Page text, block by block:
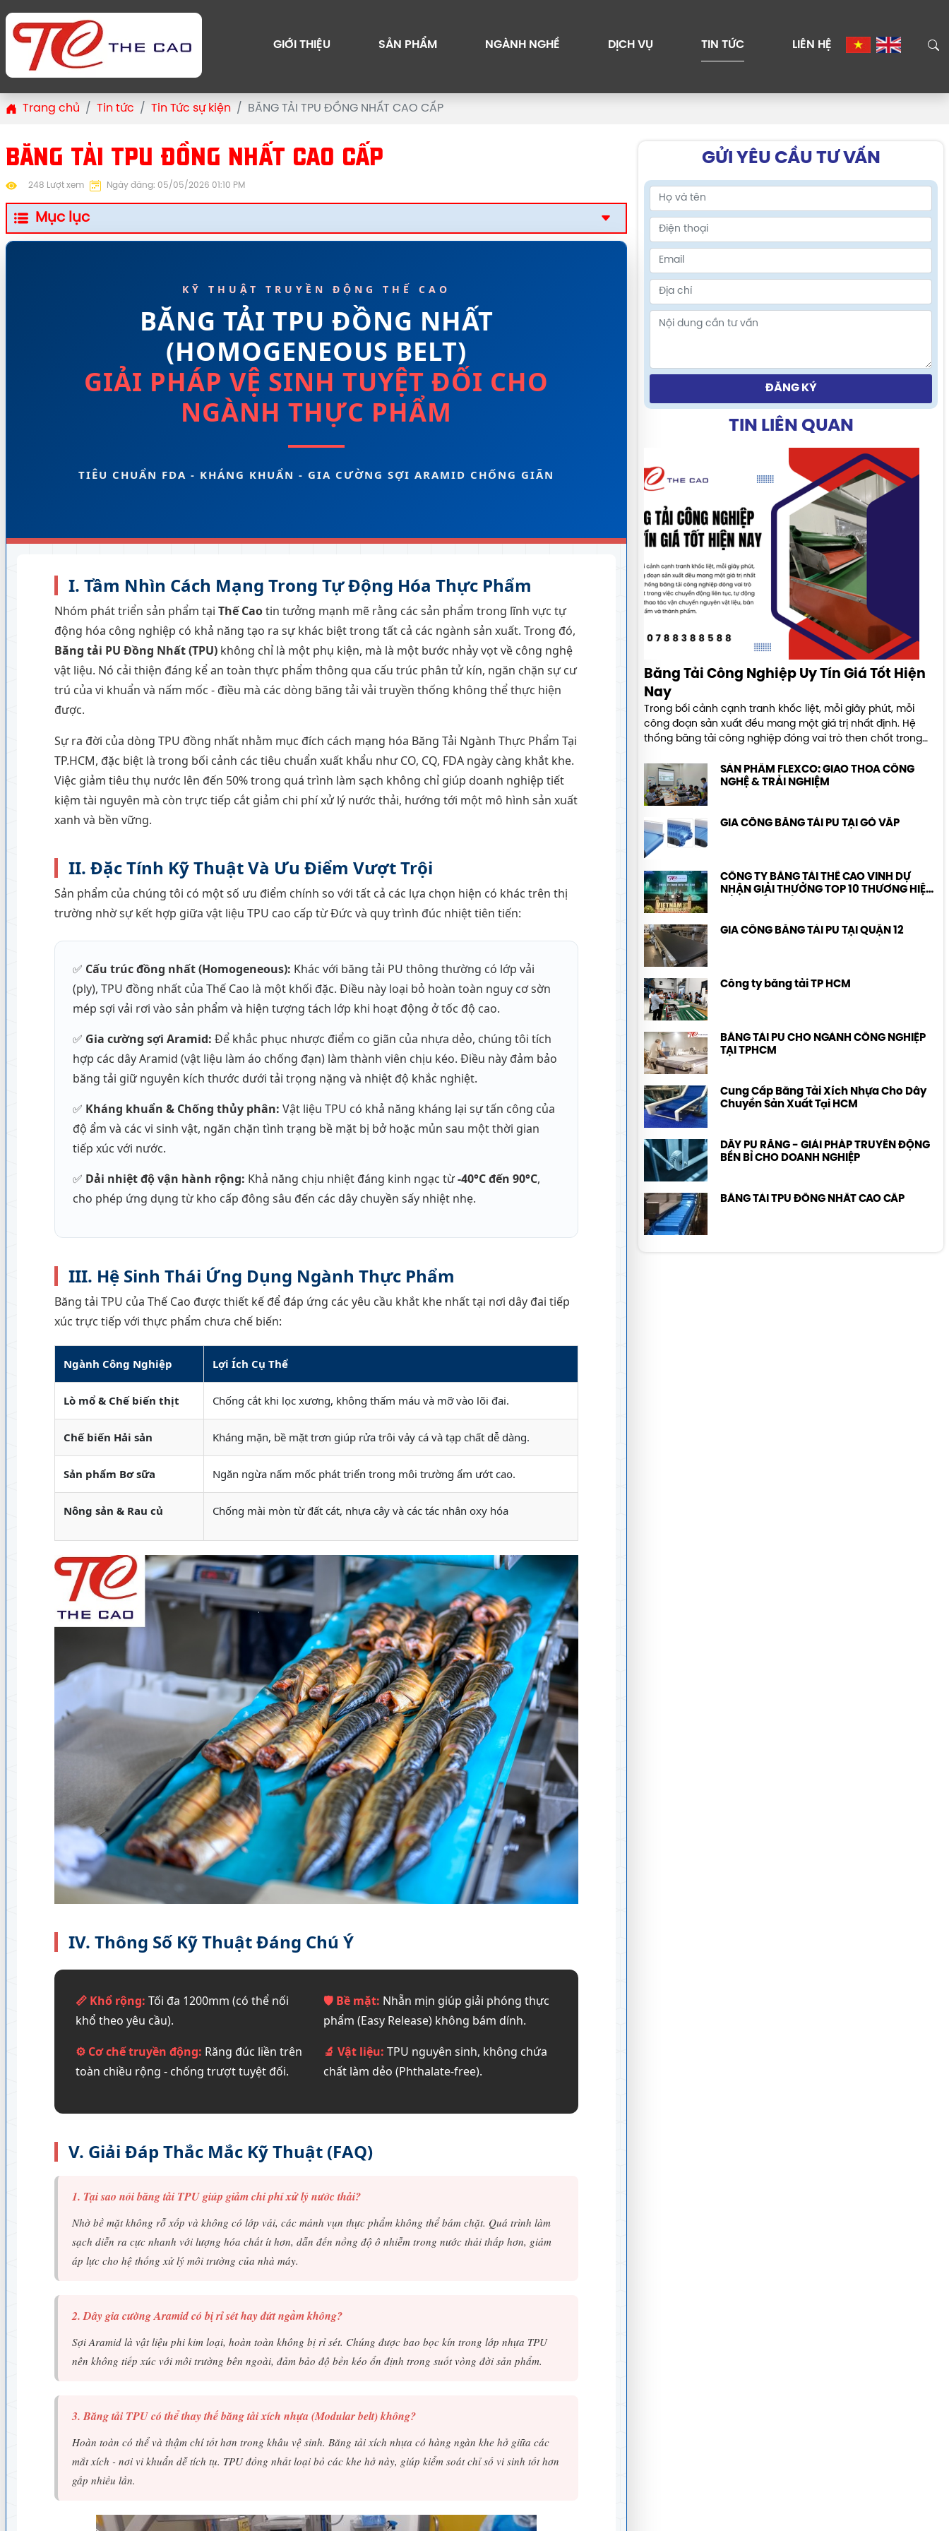
GIỚI THIỆU SẢN PHẨM NGÀNH NGHỀ DỊCH VỤ TIN TỨC LIÊN HỆ
Trang chủ Tin tức Tin Tức sự kiện BĂNG TẢI TPU ĐỒNG NHẤT CAO CẤP
BĂNG TẢI TPU ĐỒNG NHẤT CAO CẤP
248 Lượt xem Ngày đăng: 05/05/2026 01:10 PM
Mục lục
KỸ THUẬT TRUYỀN ĐỘNG THẾ CAO
BĂNG TẢI TPU ĐỒNG NHẤT
(HOMOGENEOUS BELT)
GIẢI PHÁP VỆ SINH TUYỆT ĐỐI CHO
NGÀNH THỰC PHẨM
TIÊU CHUẨN FDA - KHÁNG KHUẨN - GIA CƯỜNG SỢI ARAMID CHỐNG GIÃN
I. Tầm Nhìn Cách Mạng Trong Tự Động Hóa Thực Phẩm
Nhóm phát triển sản phẩm tại Thế Caotin tưởng mạnh mẽ rằng các sản phẩm trong lĩnh vực tự
động hóa công nghiệp có khả năng tạo ra sự khác biệt trong tất cả các ngành sản xuất. Trong đó,
Băng tải PU Đồng Nhất (TPU)không chỉ là một phụ kiện, mà là một bước nhảy vọt về công nghệ
vật liệu. Nó cải thiện đáng kể an toàn thực phẩm thông qua cấu trúc phân tử kín, ngăn chặn sự cư
trú của vi khuẩn và nấm mốc - điều mà các dòng băng tải vải truyền thống không thể thực hiện
được.
Sự ra đời của dòng TPU đồng nhất nhằm mục đích cách mạng hóa Băng Tải Ngành Thực Phẩm Tại
TP.HCM, đặc biệt là trong bối cảnh các tiêu chuẩn xuất khẩu như CO, CQ, FDA ngày càng khắt khe.
Việc giảm tiêu thụ nước lên đến 50% trong quá trình làm sạch không chỉ giúp doanh nghiệp tiết
kiệm tài nguyên mà còn trực tiếp cắt giảm chi phí xử lý nước thải, hướng tới một mô hình sản xuất
xanh và bền vững.
II. Đặc Tính Kỹ Thuật Và Ưu Điểm Vượt Trội
Sản phẩm của chúng tôi có một số ưu điểm chính so với tất cả các lựa chọn hiện có khác trên thị
trường nhờ sự kết hợp giữa vật liệu TPU cao cấp từ Đức và quy trình đúc nhiệt tiên tiến:
✅ Cấu trúc đồng nhất (Homogeneous): Khác với băng tải PU thông thường có lớp vải
(ply), TPU đồng nhất của Thế Cao là một khối đặc. Điều này loại bỏ hoàn toàn nguy cơ sờn
mép sợi vải rơi vào sản phẩm và hiện tượng tách lớp khi hoạt động ở tốc độ cao.
✅ Gia cường sợi Aramid: Để khắc phục nhược điểm co giãn của nhựa dẻo, chúng tôi tích
hợp các dây Aramid (vật liệu làm áo chống đạn) làm thành viên chịu kéo. Điều này đảm bảo
băng tải giữ nguyên kích thước dưới tải trọng nặng và nhiệt độ khắc nghiệt.
✅ Kháng khuẩn & Chống thủy phân: Vật liệu TPU có khả năng kháng lại sự tấn công của
độ ẩm và các vi sinh vật, ngăn chặn tình trạng bề mặt bị bở hoặc mủn sau một thời gian
tiếp xúc với nước.
✅ Dải nhiệt độ vận hành rộng: Khả năng chịu nhiệt đáng kinh ngạc từ-40°C đến 90°C,
cho phép ứng dụng từ kho cấp đông sâu đến các dây chuyền sấy nhiệt nhẹ.
III. Hệ Sinh Thái Ứng Dụng Ngành Thực Phẩm
Băng tải TPU của Thế Cao được thiết kế để đáp ứng các yêu cầu khắt khe nhất tại nơi dây đai tiếp
xúc trực tiếp với thực phẩm chưa chế biến:
Ngành Công Nghiệp Lợi Ích Cụ Thể
Lò mổ & Chế biến thịt Chống cắt khi lọc xương, không thấm máu và mỡ vào lõi đai.
Chế biến Hải sản Kháng mặn, bề mặt trơn giúp rửa trôi vảy cá và tạp chất dễ dàng.
Sản phẩm Bơ sữa Ngăn ngừa nấm mốc phát triển trong môi trường ẩm ướt cao.
Nông sản & Rau củ Chống mài mòn từ đất cát, nhựa cây và các tác nhân oxy hóa
IV. Thông Số Kỹ Thuật Đáng Chú Ý
📏 Khổ rộng: Tối đa 1200mm (có thể nối
khổ theo yêu cầu).
⚙️ Cơ chế truyền động: Răng đúc liền trên
toàn chiều rộng - chống trượt tuyệt đối.
🛡️ Bề mặt: Nhẵn mịn giúp giải phóng thực
phẩm (Easy Release) không bám dính.
🔬 Vật liệu: TPU nguyên sinh, không chứa
chất làm dẻo (Phthalate-free).
V. Giải Đáp Thắc Mắc Kỹ Thuật (FAQ)
1. Tại sao nói băng tải TPU giúp giảm chi phí xử lý nước thải?
Nhờ bề mặt không rỗ xốp và không có lớp vải, các mảnh vụn thực phẩm không thể bám chặt. Quá trình làm
sạch diễn ra cực nhanh với lượng hóa chất ít hơn, dẫn đến nồng độ ô nhiễm trong nước thải thấp hơn, giảm
áp lực cho hệ thống xử lý môi trường của nhà máy.
2. Dây gia cường Aramid có bị rỉ sét hay đứt ngầm không?
Sợi Aramid là vật liệu phi kim loại, hoàn toàn không bị rỉ sét. Chúng được bao bọc kín trong lớp nhựa TPU
nên không tiếp xúc với môi trường bên ngoài, đảm bảo độ bền kéo ổn định trong suốt vòng đời sản phẩm.
3. Băng tải TPU có thể thay thế băng tải xích nhựa (Modular belt) không?
Hoàn toàn có thể và thậm chí tốt hơn trong khâu vệ sinh. Băng tải xích nhựa có hàng ngàn khe hở giữa các
mắt xích - nơi vi khuẩn dễ tích tụ. TPU đồng nhất loại bỏ các khe hở này, giúp kiểm soát chỉ số vi sinh tốt hơn
gấp nhiều lần.
GỬI YÊU CẦU TƯ VẤN
ĐĂNG KÝ
TIN LIÊN QUAN
Băng Tải Công Nghiệp Uy Tín Giá Tốt Hiện
Nay
Trong bối cảnh cạnh tranh khốc liệt, mỗi giây phút, mỗi
công đoạn sản xuất đều mang một giá trị nhất định. Hệ
thống băng tải công nghiệp đóng vai trò then chốt trong
chuyển nguyên vật liệu, bán thành phẩm và thành phẩm.
SẢN PHẨM FLEXCO: GIAO THOA CÔNG
NGHỆ & TRẢI NGHIỆM
GIA CÔNG BĂNG TẢI PU TẠI GÒ VẤP
CÔNG TY BĂNG TẢI THẾ CAO VINH DỰ
NHẬN GIẢI THƯỞNG TOP 10 THƯƠNG HIỆU
GIA CÔNG BĂNG TẢI PU TẠI QUẬN 12
Công ty băng tải TP HCM
BĂNG TẢI PU CHO NGÀNH CÔNG NGHIỆP
TẠI TPHCM
Cung Cấp Băng Tải Xích Nhựa Cho Dây
Chuyền Sản Xuất Tại HCM
DÂY PU RĂNG - GIẢI PHÁP TRUYỀN ĐỘNG
BỀN BỈ CHO DOANH NGHIỆP
BĂNG TẢI TPU ĐỒNG NHẤT CAO CẤP